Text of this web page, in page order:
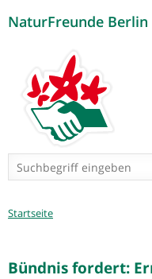
NaturFreunde Berlin
Suchformular
Sie
Startseite
Bündnis fordert: